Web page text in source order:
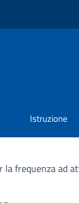
Istruzione
la frequenza ad